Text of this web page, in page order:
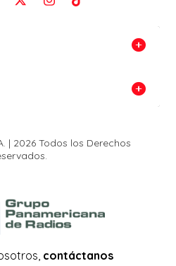
| 2026 Todos los Derechos
contáctanos